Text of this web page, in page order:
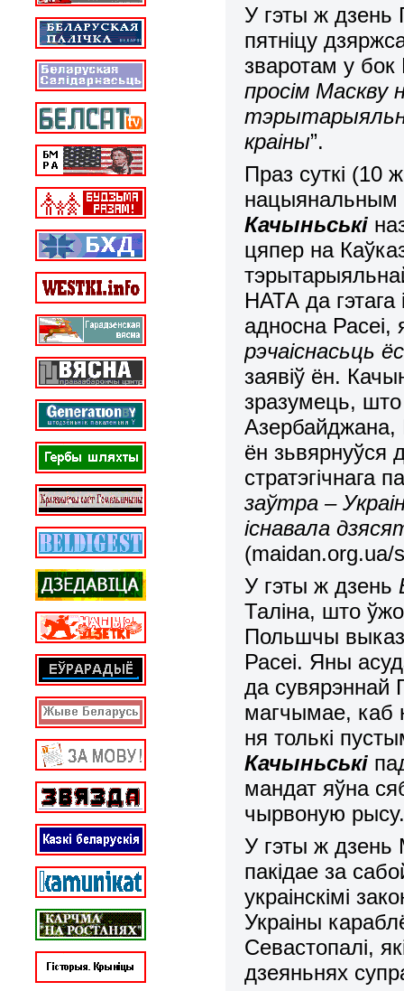
У гэты ж дзень
пятніцу
зваротам у бок
просім Маскву
краіны”.
Праз суткі
нацыянальным
Качыньські
цяпер на
НАТА да гэтага
адносна Расеі,
рэчаіснасьць
заявіў ён.
зразумець, што
Азербайджана,
ён зьвярнуўся
стратэгічнага
заўтра –
існавала
(maidan.org.ua/
У гэты ж дзень
Таліна, што ўжо
Польшчы
Расеі. Яны
да сувярэннай
магчымае, каб
ня толькі
Качыньські
мандат яўна
чырвоную
У гэты ж дзень
пакідае за
украінскімі
Украіны
Севастопалі,
дзеяньнях